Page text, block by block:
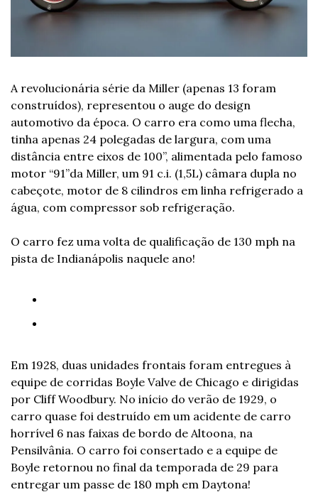
A revolucionária série da Miller (apenas 13 foram
construídos), representou o auge do design
automotivo da época. O carro era como uma flecha,
tinha apenas 24 polegadas de largura, com uma
distância entre eixos de 100”, alimentada pelo famoso
motor “91”da Miller, um 91 c.i. (1,5L) câmara dupla no
cabeçote, motor de 8 cilindros em linha refrigerado a
água, com compressor sob refrigeração.
O carro fez uma volta de qualificação de 130 mph na
pista de Indianápolis naquele ano!
Em 1928, duas unidades frontais foram entregues à
equipe de corridas Boyle Valve de Chicago e dirigidas
por Cliff Woodbury. No início do verão de 1929, o
carro quase foi destruído em um acidente de carro
horrível 6 nas faixas de bordo de Altoona, na
Pensilvânia. O carro foi consertado e a equipe de
Boyle retornou no final da temporada de 29 para
entregar um passe de 180 mph em Daytona!